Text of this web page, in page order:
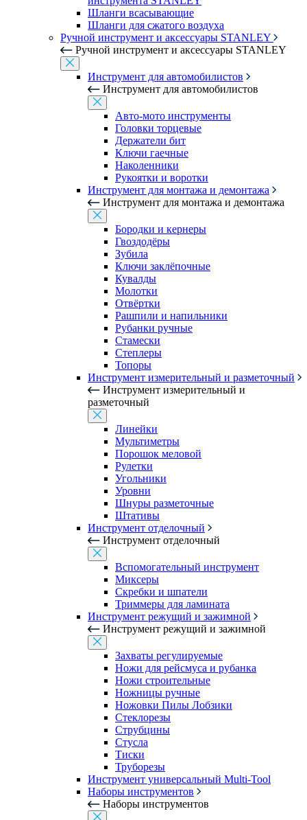
Шланги всасывающие
Шланги для сжатого воздуха
Ручной инструмент и аксессуары STANLEY
Ручной инструмент и аксессуары STANLEY
Инструмент для автомобилистов
Инструмент для автомобилистов
Авто-мото инструменты
Головки торцевые
Держатели бит
Ключи гаечные
Наколенники
Рукоятки и воротки
Инструмент для монтажа и демонтажа
Инструмент для монтажа и демонтажа
Бородки и кернеры
Гвоздодёры
Зубила
Ключи заклёпочные
Кувалды
Молотки
Отвёртки
Рашпили и напильники
Рубанки ручные
Стамески
Степлеры
Топоры
Инструмент измерительный и разметочный
Инструмент измерительный и
разметочный
Линейки
Мультиметры
Порошок меловой
Рулетки
Угольники
Уровни
Шнуры разметочные
Штативы
Инструмент отделочный
Инструмент отделочный
Вспомогательный инструмент
Миксеры
Скребки и шпатели
Триммеры для ламината
Инструмент режущий и зажимной
Инструмент режущий и зажимной
Захваты регулируемые
Ножи для рейсмуса и рубанка
Ножи строительные
Ножницы ручные
Ножовки Пилы Лобзики
Стеклорезы
Струбцины
Стусла
Тиски
Труборезы
Инструмент универсальный Multi-Tool
Наборы инструментов
Наборы инструментов